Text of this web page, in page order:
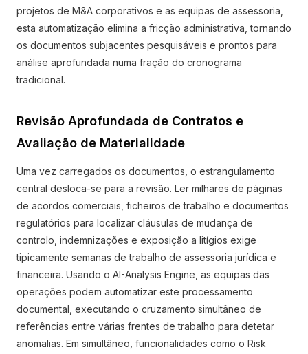
projetos de M&A corporativos e as equipas de assessoria,
esta automatização elimina a fricção administrativa, tornando
os documentos subjacentes pesquisáveis e prontos para
análise aprofundada numa fração do cronograma
tradicional.
Revisão Aprofundada de Contratos e
Avaliação de Materialidade
Uma vez carregados os documentos, o estrangulamento
central desloca-se para a revisão. Ler milhares de páginas
de acordos comerciais, ficheiros de trabalho e documentos
regulatórios para localizar cláusulas de mudança de
controlo, indemnizações e exposição a litígios exige
tipicamente semanas de trabalho de assessoria jurídica e
financeira. Usando o AI-Analysis Engine, as equipas das
operações podem automatizar este processamento
documental, executando o cruzamento simultâneo de
referências entre várias frentes de trabalho para detetar
anomalias. Em simultâneo, funcionalidades como o Risk